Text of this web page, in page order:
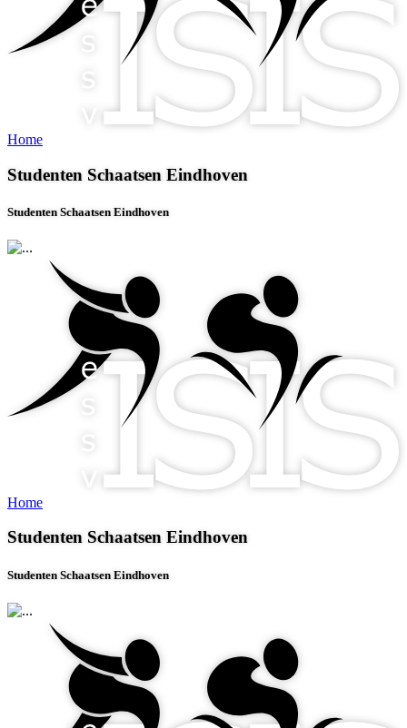
Home
Studenten Schaatsen Eindhoven
Studenten Schaatsen Eindhoven
Home
Studenten Schaatsen Eindhoven
Studenten Schaatsen Eindhoven